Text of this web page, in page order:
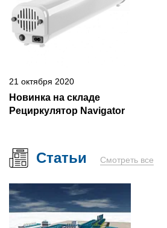
21 октября 2020
Новинка на складе
Рециркулятор Navigator
Статьи Смотреть все